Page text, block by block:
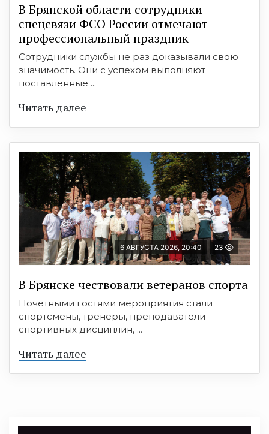
В Брянской области сотрудники
спецсвязи ФСО России отмечают
профессиональный праздник
Сотрудники службы не раз доказывали свою
значимость. Они с успехом выполняют
поставленные ...
Читать далее
6 АВГУСТА 2026, 20:40 23
В Брянске чествовали ветеранов спорта
Почётными гостями мероприятия стали
спортсмены, тренеры, преподаватели
спортивных дисциплин, ...
Читать далее